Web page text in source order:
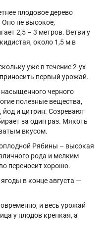
плодовое дерево
не высокое,
2,5 – 3 метров. Ветви у
около 1,5 м в
уже в течение 2-ух
первый урожай.
черного
полезные вещества,
йод и цитрин. Созревают
за один раз. Мякоть
вкусом.
Рябины – высокая
рода и мелким
переносит хорошо.
в конце августа —
и весь урожай
у плодов крепкая, а